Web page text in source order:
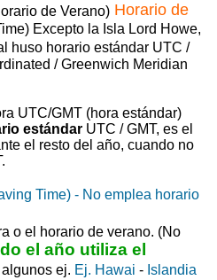
Horario de
Excepto la Isla Lord Howe,
huso horario estándar UTC /
/ Greenwich Meridian
estándar UTC / GMT, es el
el resto del año, cuando no
o el horario de verano. (No
el año utiliza el
algunos ej. Ej. Hawai - Islandia